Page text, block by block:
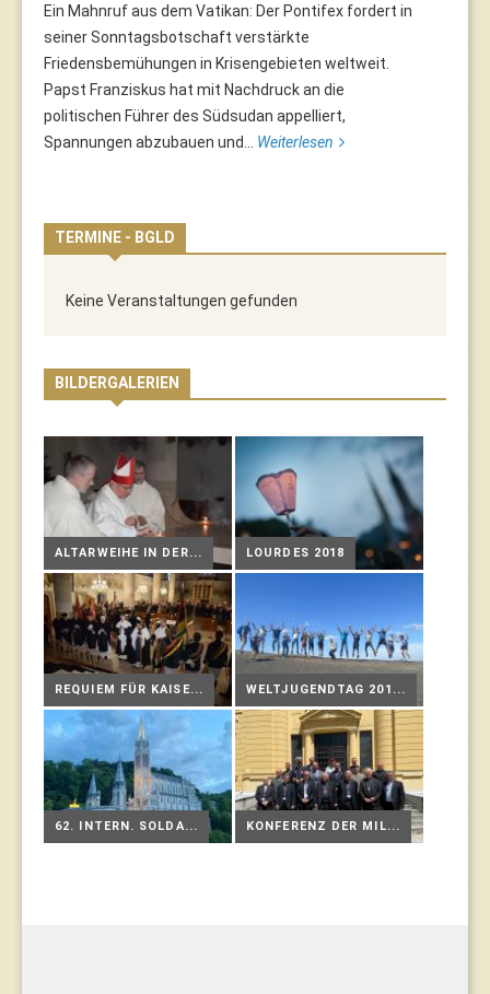
Ein Mahnruf aus dem Vatikan: Der Pontifex fordert in
seiner Sonntagsbotschaft verstärkte
Friedensbemühungen in Krisengebieten weltweit.
Papst Franziskus hat mit Nachdruck an die
politischen Führer des Südsudan appelliert,
Spannungen abzubauen und... Weiterlesen
TERMINE - BGLD
Keine Veranstaltungen gefunden
BILDERGALERIEN
ALTARWEIHE IN DER... LOURDES 2018
REQUIEM FÜR KAISE... WELTJUGENDTAG 201...
62. INTERN. SOLDA... KONFERENZ DER MIL...